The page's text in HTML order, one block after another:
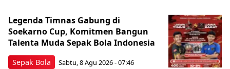
Sepak Bola
Legenda Timnas Gabung di
Soekarno Cup, Komitmen Bangun
Talenta Muda Sepak Bola Indonesia
Sabtu, 8 Agu 2026 - 07:46